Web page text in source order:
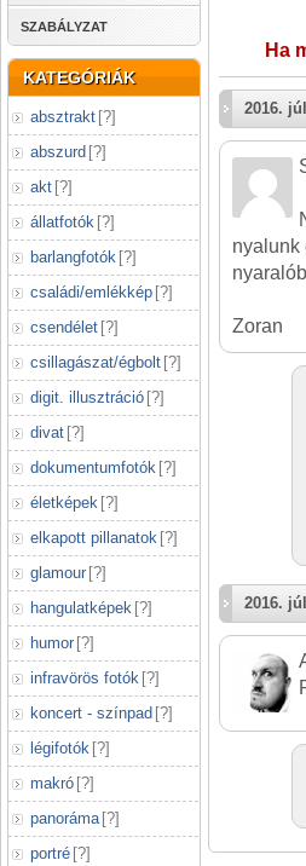
SZABÁLYZAT
KATEGÓRIÁK
absztrakt [?]
abszurd [?]
akt [?]
állatfotók [?]
barlangfotók [?]
családi/emlékkép [?]
csendélet [?]
csillagászat/égbolt [?]
digit. illusztráció [?]
divat [?]
dokumentumfotók [?]
életképek [?]
elkapott pillanatok [?]
glamour [?]
hangulatképek [?]
humor [?]
infravörös fotók [?]
koncert - színpad [?]
légifotók [?]
makró [?]
panoráma [?]
portré [?]
Ha
2016.
nyalunk
Zoran
2016.